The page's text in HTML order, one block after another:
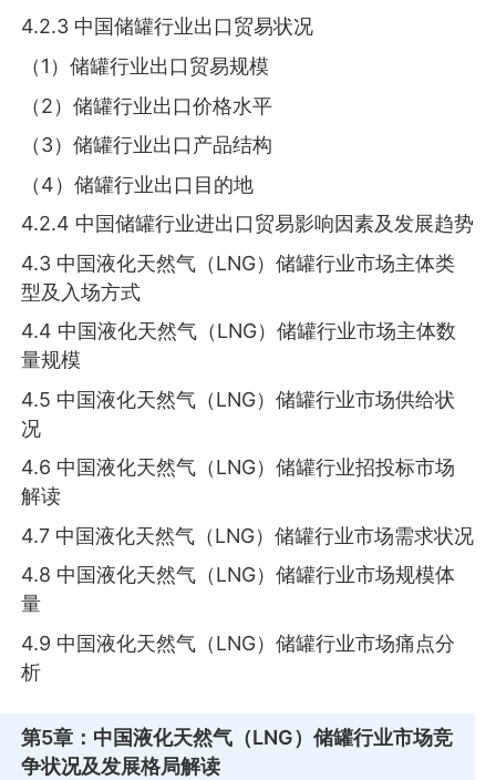
4.2.3 中国储罐行业出口贸易状况
（1）储罐行业出口贸易规模
（2）储罐行业出口价格水平
（3）储罐行业出口产品结构
（4）储罐行业出口目的地
4.2.4 中国储罐行业进出口贸易影响因素及发展趋势
4.3 中国液化天然气（LNG）储罐行业市场主体类
型及入场方式
4.4 中国液化天然气（LNG）储罐行业市场主体数
量规模
4.5 中国液化天然气（LNG）储罐行业市场供给状
况
4.6 中国液化天然气（LNG）储罐行业招投标市场
解读
4.7 中国液化天然气（LNG）储罐行业市场需求状况
4.8 中国液化天然气（LNG）储罐行业市场规模体
量
4.9 中国液化天然气（LNG）储罐行业市场痛点分
析
第5章 ：中国液化天然气（LNG）储罐行业市场竞
争状况及发展格局解读